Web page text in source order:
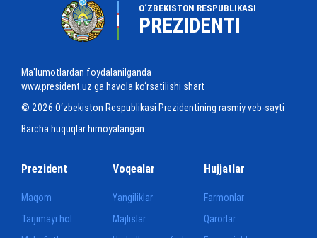
O‘ZBEKISTON RESPUBLIKASI
PREZIDENTI
Ma'lumotlardan foydalanilganda
www.president.uz ga havola ko‘rsatilishi shart
© 2026 O‘zbekiston Respublikasi Prezidentining rasmiy veb-sayti
Barcha huquqlar himoyalangan
Prezident
Maqom
Tarjimayi hol
Voqealar
Yangiliklar
Majlislar
Hujjatlar
Farmonlar
Qarorlar